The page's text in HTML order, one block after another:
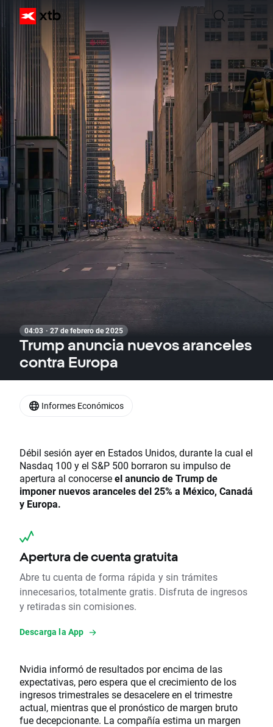
04:03 · 27 de febrero de 2025
Trump anuncia nuevos aranceles
contra Europa
Débil sesión ayer en Estados Unidos, durante la cual el
Nasdaq 100 y el S&P 500 borraron su impulso de
apertura al conocerseel anuncio de Trump de
imponer nuevos aranceles del 25% a México, Canadá
y Europa.
Apertura de cuenta gratuita
Abre tu cuenta de forma rápida y sin trámites
innecesarios, totalmente gratis. Disfruta de ingresos
y retiradas sin comisiones.
Descarga la App
Nvidia informó de resultados por encima de las
expectativas, pero espera que el crecimiento de los
ingresos trimestrales se desacelere en el trimestre
actual, mientras que el pronóstico de margen bruto
fue decepcionante. La compañía estima un margen
Informes Económicos